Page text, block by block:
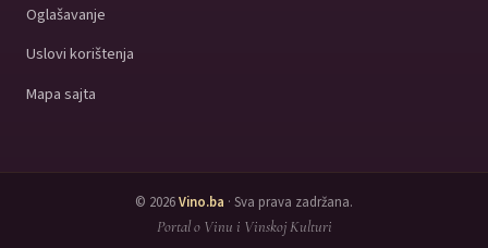
Oglašavanje
Uslovi korištenja
Mapa sajta
© 2026Vino.ba · Sva prava zadržana.
Portal o Vinu i Vinskoj Kulturi